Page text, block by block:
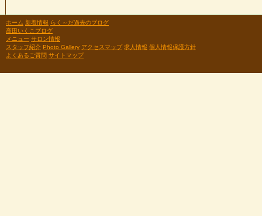
ホーム 新着情報 らく～だ過去のブログ
高田いくこブログ
メニュー サロン情報
スタッフ紹介 Photo Gallery アクセスマップ 求人情報 個人情報保護方針
よくあるご質問 サイトマップ